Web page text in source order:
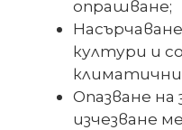
опрашване;
култури и
Опазване
изчезване